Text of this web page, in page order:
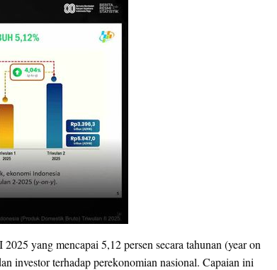
yang mencapai 5,12 persen secara tahunan (year on
investor terhadap perekonomian nasional. Capaian ini